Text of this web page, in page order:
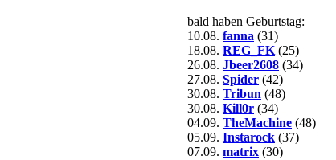
bald haben Geburtstag:
10.08. fanna (31)
18.08. REG_FK (25)
26.08. Jbeer2608 (34)
27.08. Spider (42)
30.08. Tribun (48)
30.08. Kill0r (34)
04.09. TheMachine (48)
05.09. Instarock (37)
07.09. matrix (30)